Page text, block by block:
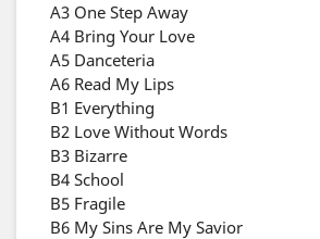
A3 One Step Away
A4 Bring Your Love
A5 Danceteria
A6 Read My Lips
B1 Everything
B2 Love Without Words
B3 Bizarre
B4 School
B5 Fragile
B6 My Sins Are My Savior